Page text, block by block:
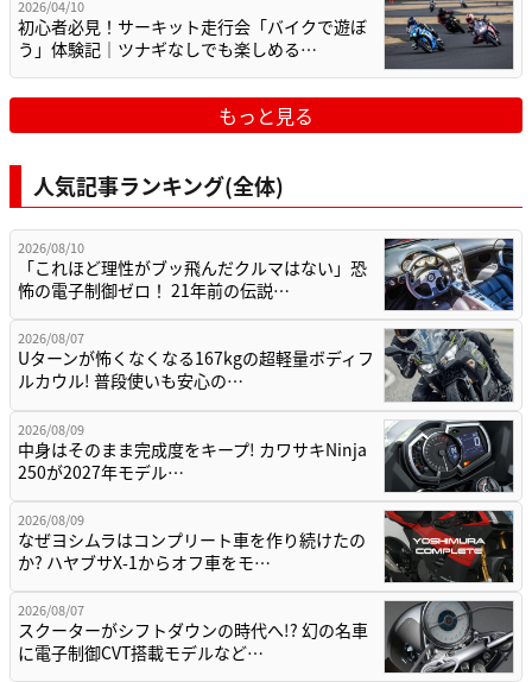
2026/04/10
初心者必見！サーキット走行会「バイクで遊ぼ
う」体験記｜ツナギなしでも楽しめる…
もっと見る
人気記事ランキング(全体)
2026/08/10
「これほど理性がブッ飛んだクルマはない」恐
怖の電子制御ゼロ！ 21年前の伝説…
2026/08/07
Uターンが怖くなくなる167kgの超軽量ボディフ
ルカウル! 普段使いも安心の…
2026/08/09
中身はそのまま完成度をキープ! カワサキNinja
250が2027年モデル…
2026/08/09
なぜヨシムラはコンプリート車を作り続けたの
か? ハヤブサX-1からオフ車をモ…
2026/08/07
スクーターがシフトダウンの時代へ!? 幻の名車
に電子制御CVT搭載モデルなど…